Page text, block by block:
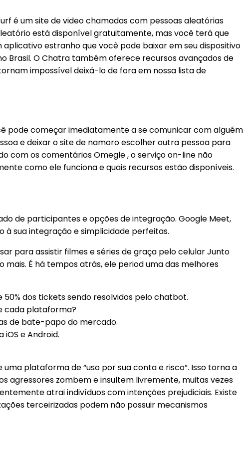
é um site de video chamadas com pessoas aleatórias
está disponível gratuitamente, mas você terá que
estranho que você pode baixar em seu dispositivo
Brasil. O Chatra também oferece recursos avançados de
impossível deixá-lo de fora em nossa lista de
pode começar imediatamente a se comunicar com alguém
e deixar o site de namoro escolher outra pessoa para
com os comentários Omegle , o serviço on-line não
como ele funciona e quais recursos estão disponíveis.
de participantes e opções de integração. Google Meet,
à sua integração e simplicidade perfeitas.
para assistir filmes e séries de graça pelo celular Junto
É há tempos atrás, ele period uma das melhores
50% dos tickets sendo resolvidos pelo chatbot.
cada plataforma?
de bate-papo do mercado.
e Android.
plataforma de “uso por sua conta e risco”. Isso torna a
agressores zombem e insultem livremente, muitas vezes
atrai indivíduos com intenções prejudiciais. Existe
terceirizadas podem não possuir mecanismos